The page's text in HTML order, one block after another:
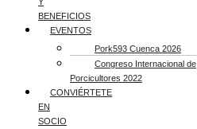
BENEFICIOS
EVENTOS
Pork593 Cuenca 2026
Congreso Internacional de
Porcicultores 2022
CONVIÉRTETE
EN
SOCIO